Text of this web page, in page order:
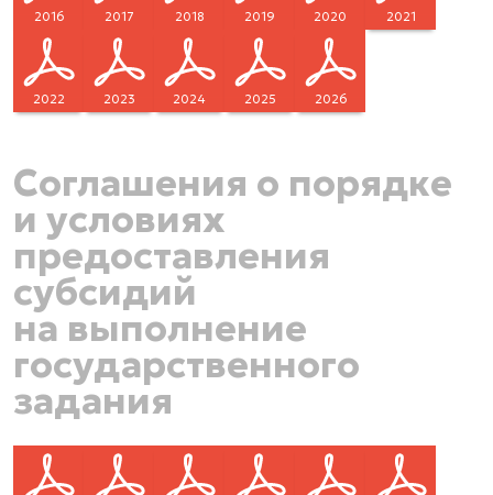
2016 2017 2018 2019 2020 2021
2022 2023 2024 2025 2026
Соглашения о порядке
и условиях
предоставления
субсидий
на выполнение
государственного
задания